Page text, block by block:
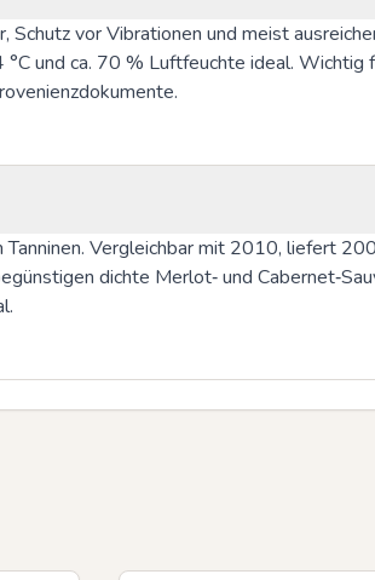
vor Vibrationen und meist
und ca. 70 % Luftfeuchte ideal. Wichtig
Tanninen. Vergleichbar mit 2010, liefert
dichte Merlot‑ und